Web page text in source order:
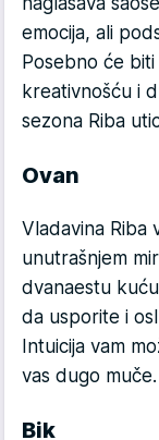
emocija, ali
Posebno će
kreativnošću i
sezona Riba
Ovan
Vladavina Riba
unutrašnjem
dvanaestu
da usporite i
Intuicija vam
vas dugo muče.
Bik